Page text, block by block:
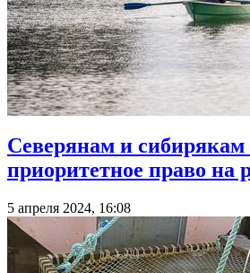
Северянам и сибирякам
приоритетное право на
5 апреля 2024, 16:08